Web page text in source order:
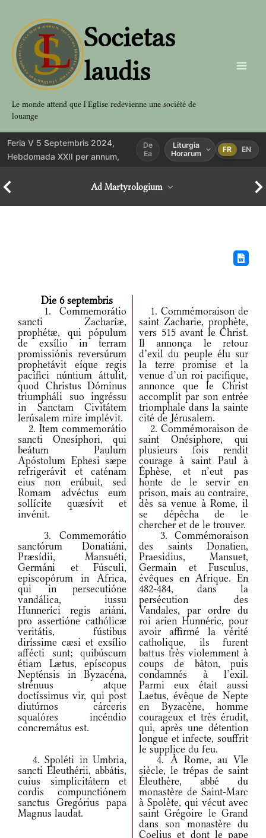
contenu
Societas
laudis
Le monde attend que l'Eglise redevienne une société de
louange
Feria V 5 Septembris 2024,
Hebdomada XXII per annum,
De
Ea
Liturgia
Horarum
FR EN
Ad Martyrologium
Die 6 septembris
1. Commemorátio
sancti Zacharíæ,
prophétæ, qui pópulum
de exsílio in terram
promissiónis reversúrum
prophetávit eíque regis
pacífici núntium áttulit,
quod Christus Dóminus
triumpháli suo ingréssu
in Sanctam Civitátem
lerúsalem mire implévit.
1. Commémoraison de
saint Zacharie, prophète,
vers 515 avant le Christ.
Il annonça le retour
d’exil du peuple élu sur
la terre promise et la
venue d’un roi pacifique,
annonce que le Christ
accomplit par son entrée
triomphale dans la sainte
cité de Jérusalem.
2. Item commemorátio
sancti Onesíphori, qui
beátum Paulum
Apóstolum Ephesi sæpe
refrigerávit et caténam
eius non erúbuit, sed
Romam advéctus eum
sollícite quæsívit et
invénit.
2. Commémoraison de
saint Onésiphore, qui
plusieurs fois rendit
courage à saint Paul à
Éphèse, et n’eut pas
honte de le servir en
prison, mais au contraire,
dès sa venue à Rome, il
se dépêcha de le
chercher et de le trouver.
3. Commemorátio
sanctórum Donatiáni,
Præsídii, Mansuéti,
Germáni et Fúsculi,
episcopórum in Africa,
qui in persecutióne
vandálica, iussu
Hunneríci regis ariáni,
pro assertióne cathólicæ
veritátis, fústibus
diríssime cæsi et exsílio
affécti sunt; quibúscum
étiam Lætus, epíscopus
Nepténsis in Byzacéna,
strénuus atque
doctíssimus vir, qui post
diutúrnos cárceris
squalóres incéndio
concremátus est.
3. Commémoraison
des saints Donatien,
Praesidius, Mansuet,
Germain et Fusculus,
évêques en Afrique. En
482-484, dans la
persécution des
Vandales, par ordre du
roi arien Hunnéric, pour
avoir affirmé la vérité
catholique, ils furent
battus très violemment à
coups de bâton, puis
condamnés à l’exil.
Parmi eux était aussi
Laetus, évêque de Nepte
en Byzacène, homme
courageux et très érudit,
qui, après une détention
longue et infecte, souffrit
le supplice du feu.
4. Spoléti in Umbria,
sancti Eleuthérii, abbátis,
cuius simplicitátern et
cordis compunctiónem
sanctus Gregórius papa
Magnus laudat.
4. À Rome, au VIe
siècle, le trépas de saint
Éleuthère, abbé du
monastère de Saint-Marc
à Spolète, qui vécut avec
saint Grégoire le Grand
dans son monastère du
Coelius et dont le pape